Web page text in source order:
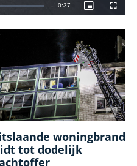
woningbrand
tot dodelijk